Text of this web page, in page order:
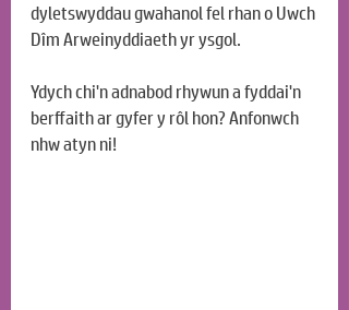
dyletswyddau gwahanol fel rhan o Uwch
Dîm Arweinyddiaeth yr ysgol.
Ydych chi'n adnabod rhywun a fyddai'n
berffaith ar gyfer y rôl hon? Anfonwch
nhw atyn ni!